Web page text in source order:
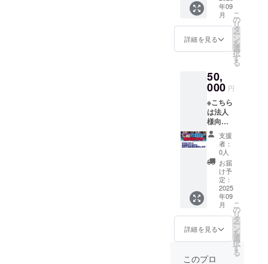
入をお
願いし
ます。
※雨天に
合は、
会場で
をご紹
介しま
す。
賛企業
名のご
紹介を
させて
いただ
市川ま
つり
で、協
賛企業
名の掲
示をさ
せてい
ただき
ます。
※雨天に
より実
施でき
ない場
合は会
場で企
業名を
ご紹介
市川町
年09
月
詳細を見る
こ
の
リ
タ
ー
ン
を
選
択
す
る
50,
000 円
※こちら
は法人
様向け
のリ
ターン
になり
ます。
①市川
まつり
で、協
賛企業
名のご
紹介を
させて
いただ
す。 ②
支援
者：
0人
お届
け予
定：
2025
年09
月
詳細を見る
こ
の
リ
タ
ー
ン
を
選
択
す
る
このプロ